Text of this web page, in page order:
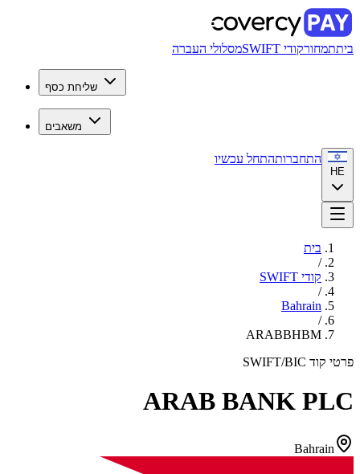
ביתתמחורקודי SWIFT מסלולי העברה
שליחת כסף
משאבים
HE
התחברותהתחל עכשיו
בית
/
קודי SWIFT
/
Bahrain
/
ARABBHBM
פרטי קוד SWIFT/BIC
ARAB BANK PLC
Bahrain